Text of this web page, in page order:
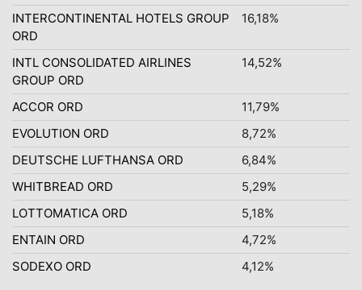
INTERCONTINENTAL HOTELS GROUP
ORD
16,18%
INTL CONSOLIDATED AIRLINES
GROUP ORD
14,52%
ACCOR ORD
11,79%
EVOLUTION ORD
8,72%
DEUTSCHE LUFTHANSA ORD
6,84%
WHITBREAD ORD
5,29%
LOTTOMATICA ORD
5,18%
ENTAIN ORD
4,72%
SODEXO ORD
4,12%